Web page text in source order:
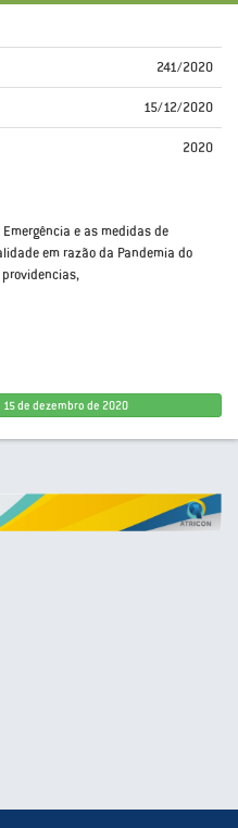
241/2020
15/12/2020
2020
e as medidas de
em razão da Pandemia do
providencias,
15 de dezembro de 2020